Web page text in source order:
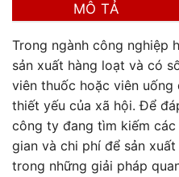
MÔ TẢ
Trong ngành công nghiệp
sản xuất hàng loạt và có
viên thuốc hoặc viên uống
thiết yếu của xã hội. Để
công ty đang tìm kiếm
gian và chi phí để sản xuất
trong những giải pháp